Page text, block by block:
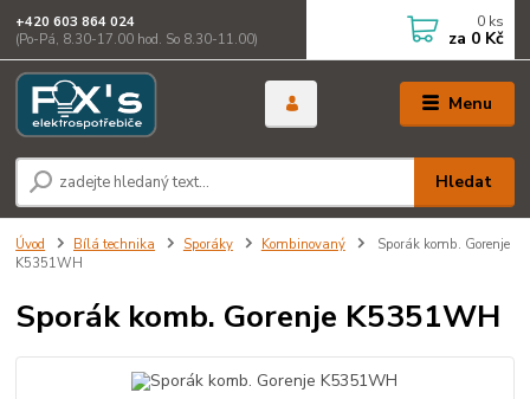
Menu
Hledat
+420 603 864 024
(Po-Pá, 8.30-17.00 hod. So 8.30-11.00)
0 ks
za 0 Kč
Úvod Bílá technika Sporáky Kombinovaný
Sporák komb. Gorenje
K5351WH
Sporák komb. Gorenje K5351WH